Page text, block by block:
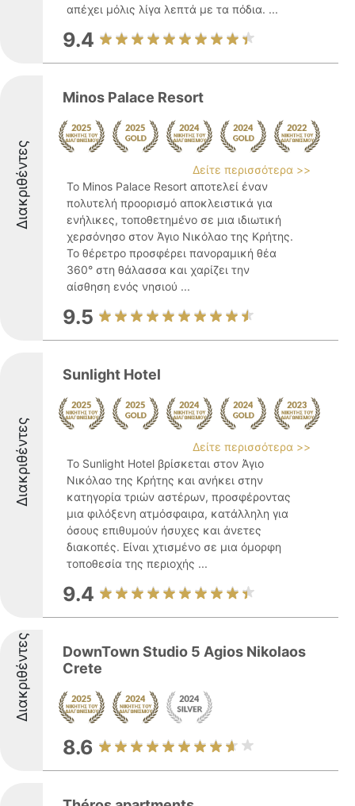
απέχει μόλις λίγα λεπτά με τα πόδια. ...
9.4
Διακριθέντες
Minos Palace Resort
Δείτε περισσότερα >>
Το Minos Palace Resort αποτελεί έναν
πολυτελή προορισμό αποκλειστικά για
ενήλικες, τοποθετημένο σε μια ιδιωτική
χερσόνησο στον Άγιο Νικόλαο της Κρήτης.
Το θέρετρο προσφέρει πανοραμική θέα
360° στη θάλασσα και χαρίζει την
αίσθηση ενός νησιού ...
9.5
Διακριθέντες
Sunlight Hotel
Δείτε περισσότερα >>
Το Sunlight Hotel βρίσκεται στον Άγιο
Νικόλαο της Κρήτης και ανήκει στην
κατηγορία τριών αστέρων, προσφέροντας
μια φιλόξενη ατμόσφαιρα, κατάλληλη για
όσους επιθυμούν ήσυχες και άνετες
διακοπές. Είναι χτισμένο σε μια όμορφη
τοποθεσία της περιοχής ...
9.4
Διακριθέντες
DownTown Studio 5 Agios Nikolaos
Crete
8.6